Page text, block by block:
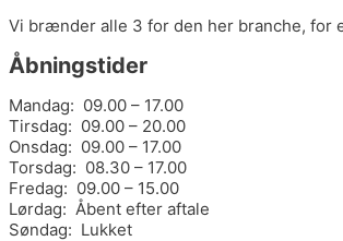
Vi brænder alle 3 for den her branche, for
Åbningstider
Mandag: 09.00 – 17.00
Tirsdag: 09.00 – 20.00
Onsdag: 09.00 – 17.00
Torsdag: 08.30 – 17.00
Fredag: 09.00 – 15.00
Lørdag: Åbent efter aftale
Søndag: Lukket